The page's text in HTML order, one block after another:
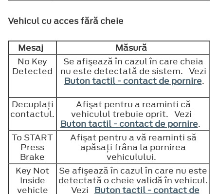
Vehicul cu acces fără cheie
Mesaj
Măsură
No Key
Detected
Se afişează în cazul în care cheia
nu este detectată de sistem. Vezi
Buton tactil - contact de pornire.
Decuplaţi
contactul.
Afişat pentru a reaminti că
vehiculul trebuie oprit. Vezi
Buton tactil - contact de pornire.
To START
Press
Brake
Afişat pentru a vă reaminti să
apăsaţi frâna la pornirea
vehiculului.
Key Not
Inside
vehicle
Se afişează în cazul în care nu este
detectată o cheie validă în vehicul.
Vezi Buton tactil - contact de